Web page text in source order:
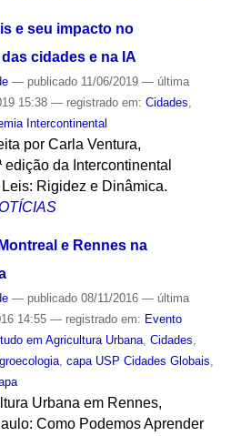
e seu impacto no
cidades e na IA
— publicado11/06/2019 — última
15:38 — registrado em: Cidades
Intercontinental
por Carla Ventura,
edição da Intercontinental
Rigidez e Dinâmica.
e Rennes na
— publicado08/11/2016 — última
14:55 — registrado em: Evento
em Agricultura Urbana, Cidades,
, capa USP Cidades Globais,
Urbana em Rennes,
Como Podemos Aprender